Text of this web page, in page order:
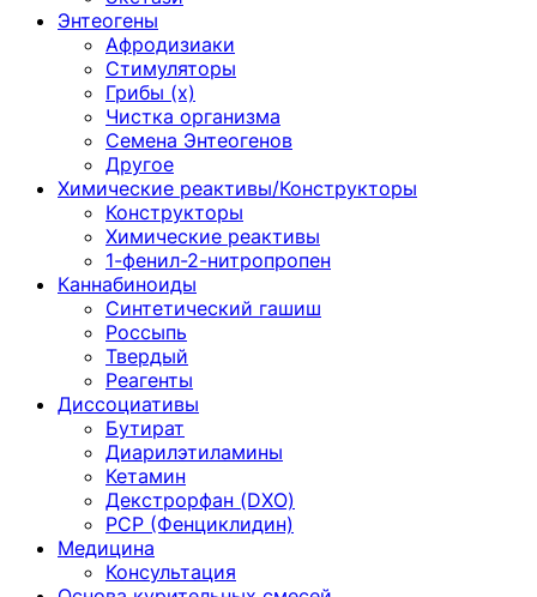
Энтеогены
Афродизиаки
Стимуляторы
Грибы (х)
Чистка организма
Семена Энтеогенов
Другое
Химические реактивы/Конструкторы
Конструкторы
Химические реактивы
1-фенил-2-нитропропен
Каннабиноиды
Синтетический гашиш
Россыпь
Твердый
Реагенты
Диссоциативы
Бутират
Диарилэтиламины
Кетамин
Декстрорфан (DXO)
PCP (Фенциклидин)
Медицина
Консультация